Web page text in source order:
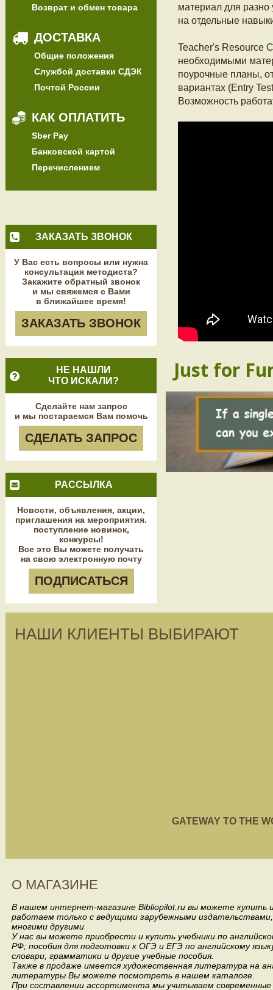
Возврат и обмен товара
ДОСТАВКА
Общие положения
Службой доставки СДЭК
Почтой России
КАК ОПЛАТИТЬ
Sber Pay
Банковской картой
Перечислением
ЗАКАЗАТЬ ЗВОНОК
У Вас есть вопросы или нужна
консультация методиста?
Закажите обратный звонок
и мы свяжемся с Вами
в ближайшее время!
ЗАКАЗАТЬ ЗВОНОК
НЕ НАШЛИ
ЧТО ИСКАЛИ?
Сделайте нам запрос
и мы постараемся Вам помочь
СДЕЛАТЬ ЗАПРОС
РАССЫЛКА
Новости, объявления, акции,
приглашения на мероприятия.
поступление новинок,
конкурсы!
Все это Вы можете получать
на свою электронную почту
ПОДПИСАТЬСЯ
материал для
на отдельные
Teacher's Resource
необходимыми
поурочные планы,
вариантах (Entry
Возможность
Just for
НАШИ КЛИЕНТЫ ВЫБИРАЮТ
GATEWAY TO THE
О МАГАЗИНЕ
В нашем интернет-магазине Bibliopilot.ru вы можете купить
работаем только с ведущими зарубежными издательствами,
многими другими
У нас вы можете приобрести и купить учебники по
РФ; пособия для подготовки к ОГЭ и ЕГЭ по английскому
словари, грамматики и другие учебные пособия.
Также в продаже имеется художественная литература на
литературы Вы можете посмотреть в нашем каталоге.
При составлении ассортимента мы учитываем